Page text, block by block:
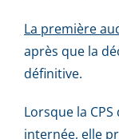
La première
après que la
définitive.
Lorsque la
internée, elle